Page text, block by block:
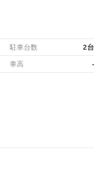
駐車台数 2台
車高 -